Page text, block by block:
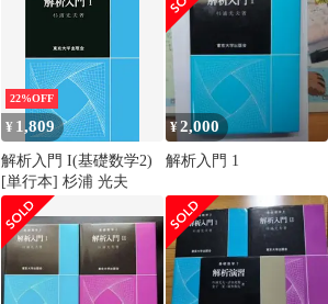
22%OFF
¥ 1,809
解析入門 I(基礎数学2)
[単行本] 杉浦 光夫
¥2,000
解析入門 1